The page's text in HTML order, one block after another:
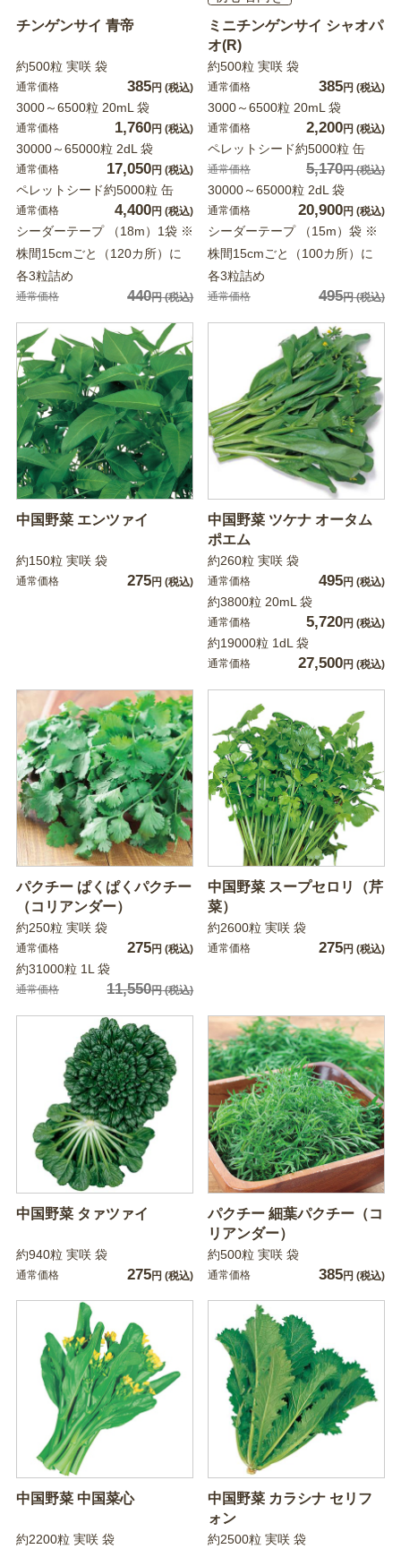
チンゲンサイ 青帝
約500粒 実咲 袋
通常価格 385円 (税込)
3000～6500粒 20mL 袋
通常価格 1,760円 (税込)
30000～65000粒 2dL 袋
通常価格 17,050円 (税込)
ペレットシード約5000粒 缶
通常価格 4,400円 (税込)
シーダーテープ （18m）1袋 ※
株間15cmごと（120カ所）に
各3粒詰め
通常価格 440円(税込)
ミニチンゲンサイ シャオパ
オ(R)
約500粒 実咲 袋
通常価格 385円 (税込)
3000～6500粒 20mL 袋
通常価格 2,200円 (税込)
ペレットシード約5000粒 缶
通常価格 5,170円(税込)
30000～65000粒 2dL 袋
通常価格 20,900円 (税込)
シーダーテープ （15m）袋 ※
株間15cmごと（100カ所）に
各3粒詰め
通常価格 495円(税込)
中国野菜 エンツァイ
約150粒 実咲 袋
通常価格 275円 (税込)
中国野菜 ツケナ オータム
ポエム
約260粒 実咲 袋
通常価格 495円 (税込)
約3800粒 20mL 袋
通常価格 5,720円 (税込)
約19000粒 1dL 袋
通常価格 27,500円 (税込)
パクチー ぱくぱくパクチー
（コリアンダー）
約250粒 実咲 袋
通常価格 275円 (税込)
約31000粒 1L 袋
通常価格 11,550円(税込)
中国野菜 スープセロリ（芹
菜）
約2600粒 実咲 袋
通常価格 275円 (税込)
中国野菜 タァツァイ
約940粒 実咲 袋
通常価格 275円 (税込)
パクチー 細葉パクチー（コ
リアンダー）
約500粒 実咲 袋
通常価格 385円 (税込)
中国野菜 中国菜心
約2200粒 実咲 袋
中国野菜 カラシナ セリフ
ォン
約2500粒 実咲 袋